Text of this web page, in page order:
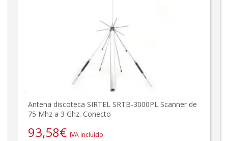
Antena discoteca SIRTEL SRTB-3000PL Scanner de
75 Mhz a 3 Ghz. Conecto
93,58€ IVA incluído